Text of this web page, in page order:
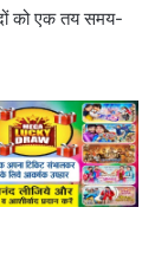
को एक तय समय-